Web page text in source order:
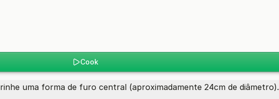
Cook
uma forma de furo central (aproximadamente 24cm de diâmetro).